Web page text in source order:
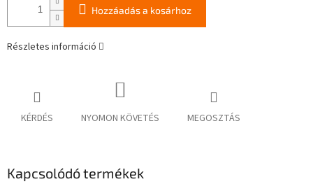
Hozzáadás a kosárhoz
Részletes információ
KÉRDÉS NYOMON KÖVETÉS MEGOSZTÁS
Kapcsolódó termékek